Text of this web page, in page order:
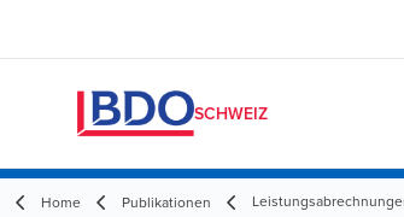
SCHWEIZ
Home Publikationen